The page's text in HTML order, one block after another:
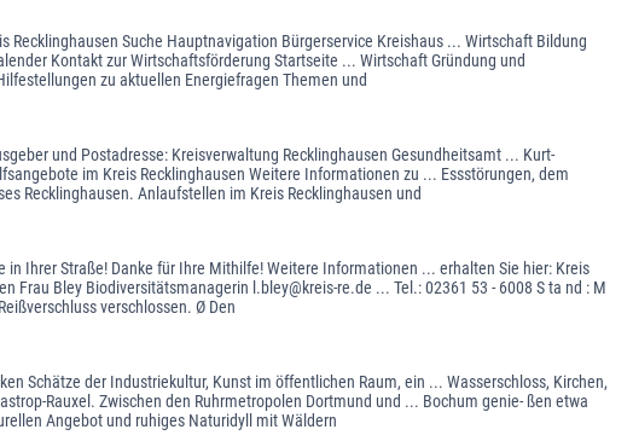
Suche Hauptnavigation Bürgerservice Kreishaus ... Wirtschaft Bildung
Kontakt zur Wirtschaftsförderung Startseite ... Wirtschaft Gründung und
zu aktuellen Energiefragen Themen und
und Postadresse: Kreisverwaltung Recklinghausen Gesundheitsamt ... Kurt-
im Kreis Recklinghausen Weitere Informationen zu ... Essstörungen, dem
Recklinghausen. Anlaufstellen im Kreis Recklinghausen und
Ihrer Straße! Danke für Ihre Mithilfe! Weitere Informationen ... erhalten Sie hier: Kreis
Frau Bley Biodiversitätsmanagerin l.bley@kreis-re.de ... Tel.: 02361 53 - 6008 S ta nd : M
verschlossen. Ø Den
Schätze der Industriekultur, Kunst im öffentlichen Raum, ein ... Wasserschloss, Kirchen,
Rauxel. Zwischen den Ruhrmetropolen Dortmund und ... Bochum genie- ßen etwa
Angebot und ruhiges Naturidyll mit Wäldern